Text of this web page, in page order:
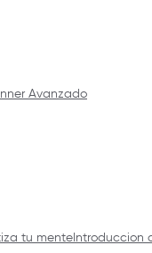
Avanzado
tu mente Introduccion